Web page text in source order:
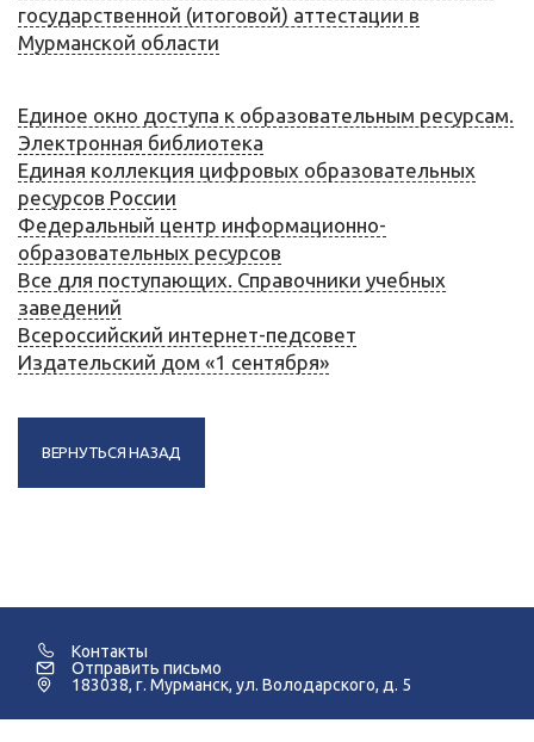
государственной (итоговой) аттестации в
Мурманской области
Единое окно доступа к образовательным ресурсам.
Электронная библиотека
Единая коллекция цифровых образовательных
ресурсов России
Федеральный центр информационно-
образовательных ресурсов
Все для поступающих. Справочники учебных
заведений
Всероссийский интернет-педсовет
Издательский дом «1 сентября»
ВЕРНУТЬСЯ НАЗАД
Контакты
Отправить письмо
183038, г. Мурманск, ул. Володарского, д. 5